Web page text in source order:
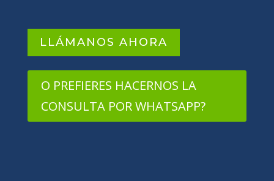
LLÁMANOS AHORA
O PREFIERES HACERNOS LA
CONSULTA POR WHATSAPP?